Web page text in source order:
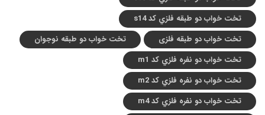
تخت خواب دو طبقه فلزي کد s14
تخت خواب دو طبقه فلزی
تخت خواب دو طبقه نوجوان
تخت خواب دو نفره فلزي کد m1
تخت خواب دو نفره فلزي کد m2
تخت خواب دو نفره فلزي کد m4